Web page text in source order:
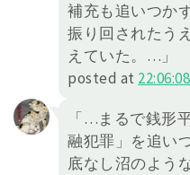
補充も追いつか
振り回されたう
えていた。…」
posted at 22:06:08
「…まるで銭形
融犯罪」を追い
底なし沼のよう